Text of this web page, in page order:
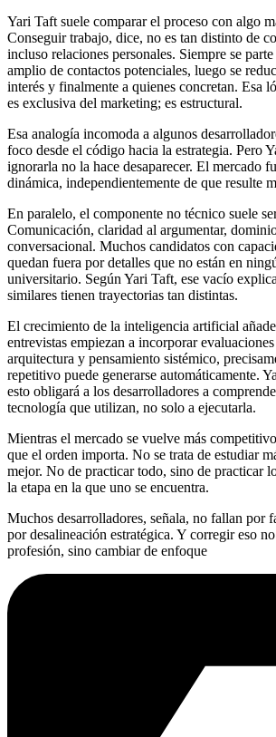
Yari Taft suele comparar el proceso con algo
Conseguir trabajo, dice, no es tan distinto de
incluso relaciones personales. Siempre se
amplio de contactos potenciales, luego se
interés y finalmente a quienes concretan. Esa
es exclusiva del marketing; es estructural.
Esa analogía incomoda a algunos
foco desde el código hacia la estrategia. Pero
ignorarla no la hace desaparecer. El mercado
dinámica, independientemente de que resulte
En paralelo, el componente no técnico suele
Comunicación, claridad al argumentar,
conversacional. Muchos candidatos con
quedan fuera por detalles que no están en
universitario. Según Yari Taft, ese vacío
similares tienen trayectorias tan distintas.
El crecimiento de la inteligencia artificial
entrevistas empiezan a incorporar
arquitectura y pensamiento sistémico,
repetitivo puede generarse automáticamente.
esto obligará a los desarrolladores a
tecnología que utilizan, no solo a ejecutarla.
Mientras el mercado se vuelve más
que el orden importa. No se trata de estudiar
mejor. No de practicar todo, sino de practicar
la etapa en la que uno se encuentra.
Muchos desarrolladores, señala, no fallan por
por desalineación estratégica. Y corregir eso
profesión, sino cambiar de enfoque